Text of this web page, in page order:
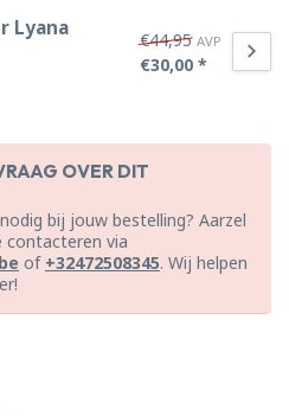
Lyana
€44,95 AVP
€30,00 *
OVER DIT
bij jouw bestelling? Aarzel
via
of +32472508345. Wij helpen